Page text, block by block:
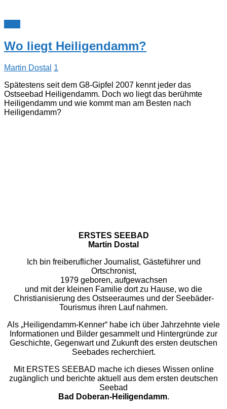
Wo liegt Heiligendamm?
Martin Dostal 1
Spätestens seit dem G8-Gipfel 2007 kennt jeder das
Ostseebad Heiligendamm. Doch wo liegt das berühmte
Heiligendamm und wie kommt man am Besten nach
Heiligendamm?
ERSTES SEEBAD
Martin Dostal
Ich bin freiberuflicher Journalist, Gästeführer und
Ortschronist,
1979 geboren, aufgewachsen
und mit der kleinen Familie dort zu Hause, wo die
Christianisierung des Ostseeraumes und der Seebäder-
Tourismus ihren Lauf nahmen.
Als „Heiligendamm-Kenner“ habe ich über Jahrzehnte viele
Informationen und Bilder gesammelt und Hintergründe zur
Geschichte, Gegenwart und Zukunft des ersten deutschen
Seebades recherchiert.
Mit ERSTES SEEBAD mache ich dieses Wissen online
zugänglich und berichte aktuell aus dem ersten deutschen
Seebad
Bad Doberan-Heiligendamm.